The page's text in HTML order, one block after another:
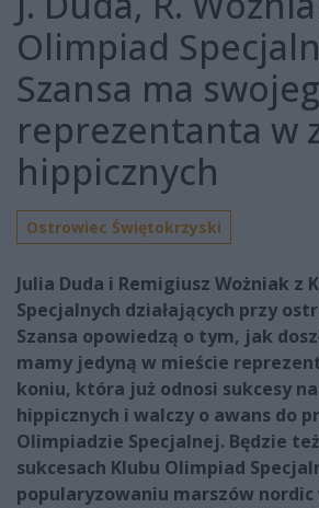
Olimpiad
Szansa ma
reprezentanta w
hippicznych
Ostrowiec Świętokrzyski
Julia Duda i Remigiusz Wożniak z
Specjalnych działających przy
Szansa opowiedzą o tym, jak
mamy jedyną w mieście
koniu, która już odnosi sukcesy
hippicznych i walczy o awans do
Olimpiadzie Specjalnej. Będzie
sukcesach Klubu Olimpiad
popularyzowaniu marszów